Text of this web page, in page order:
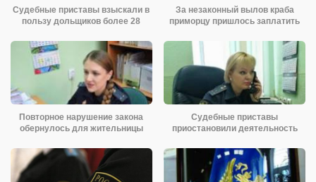
Судебные приставы взыскали в
пользу дольщиков более 28
За незаконный вылов краба
приморцу пришлось заплатить
Повторное нарушение закона
обернулось для жительницы
Судебные приставы
приостановили деятельность